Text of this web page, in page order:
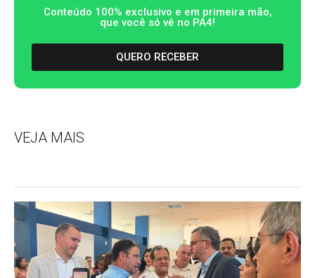
Conteúdo 100% exclusivo e em primeira mão,
que você só vê no PA4!
QUERO RECEBER
VEJA MAIS